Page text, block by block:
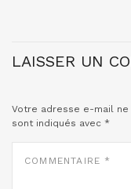
LAISSER UN
Votre adresse e-mail
sont indiqués avec *